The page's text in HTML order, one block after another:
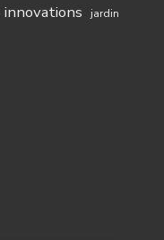
innovations jardin